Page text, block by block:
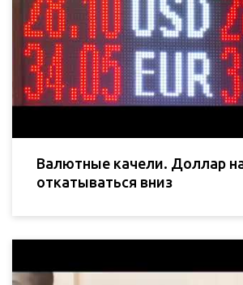
Валютные качели. Доллар
откатываться вниз